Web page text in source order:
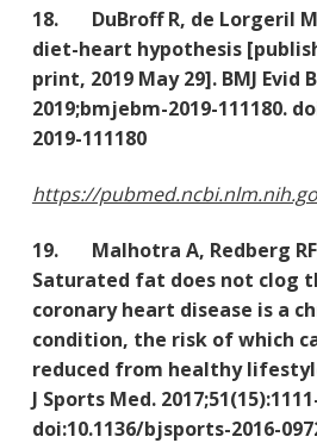
18. DuBroff R, de Lorgeril
diet-heart hypothesis
print, 2019 May 29]. BMJ Evid
2019;bmjebm-2019-111180.
2019-111180
https://
19. Malhotra A, Redberg
Saturated fat does not clog
coronary heart disease is a
condition, the risk of which
reduced from healthy
J Sports Med.
doi:10.1136/bjsports-2016-